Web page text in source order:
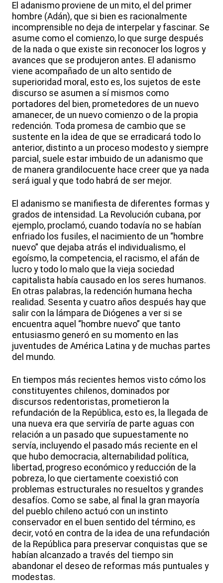
El adanismo proviene de un mito, el del primer
hombre (Adán), que si bien es racionalmente
incomprensible no deja de interpelar y fascinar. Se
asume como el comienzo, lo que surge después
de la nada o que existe sin reconocer los logros y
avances que se produjeron antes. El adanismo
viene acompañado de un alto sentido de
superioridad moral, esto es, los sujetos de este
discurso se asumen a sí mismos como
portadores del bien, prometedores de un nuevo
amanecer, de un nuevo comienzo o de la propia
redención. Toda promesa de cambio que se
sustente en la idea de que se erradicará todo lo
anterior, distinto a un proceso modesto y siempre
parcial, suele estar imbuido de un adanismo que
de manera grandilocuente hace creer que ya nada
será igual y que todo habrá de ser mejor.
El adanismo se manifiesta de diferentes formas y
grados de intensidad. La Revolución cubana, por
ejemplo, proclamó, cuando todavía no se habían
enfriado los fusiles, el nacimiento de un “hombre
nuevo” que dejaba atrás el individualismo, el
egoísmo, la competencia, el racismo, el afán de
lucro y todo lo malo que la vieja sociedad
capitalista había causado en los seres humanos.
En otras palabras, la redención humana hecha
realidad. Sesenta y cuatro años después hay que
salir con la lámpara de Diógenes a ver si se
encuentra aquel “hombre nuevo” que tanto
entusiasmo generó en su momento en las
juventudes de América Latina y de muchas partes
del mundo.
En tiempos más recientes hemos visto cómo los
constituyentes chilenos, dominados por
discursos redentoristas, prometieron la
refundación de la República, esto es, la llegada de
una nueva era que serviría de parte aguas con
relación a un pasado que supuestamente no
servía, incluyendo el pasado más reciente en el
que hubo democracia, alternabilidad política,
libertad, progreso económico y reducción de la
pobreza, lo que ciertamente coexistió con
problemas estructurales no resueltos y grandes
desafíos. Como se sabe, al final la gran mayoría
del pueblo chileno actuó con un instinto
conservador en el buen sentido del término, es
decir, votó en contra de la idea de una refundación
de la República para preservar conquistas que se
habían alcanzado a través del tiempo sin
abandonar el deseo de reformas más puntuales y
modestas.